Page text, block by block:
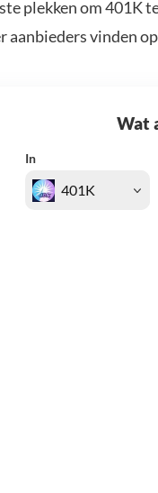
plekken om 401K
aanbieders vinden
Wat
In